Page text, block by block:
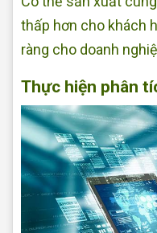
thấp hơn cho khách
ràng cho doanh
Thực hiện phân